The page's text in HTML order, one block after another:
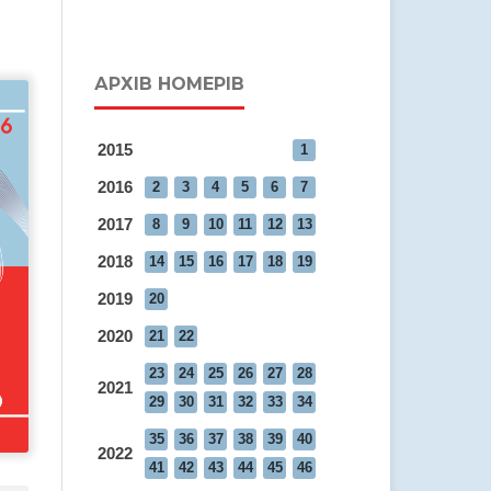
АРХІВ НОМЕРІВ
2015 1
2016 2 3 4 5 6 7
2017 8 9 10 11 12 13
2018 14 15 16 17 18 19
2019 20
2020 21 22
2021
23 24 25 26 27
28
29
30 31 32 33 34
2022
35 36 37 38 39
40
41
42 43 44 45 46